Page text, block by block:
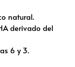
natural.
derivado del
6 y 3.